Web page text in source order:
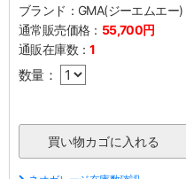
ブランド： GMA(ジーエムエー)
通常販売価格： 55,700円
通販在庫数：1
数量：